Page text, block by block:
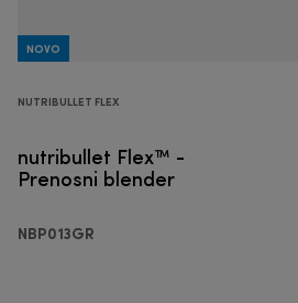
NOVO
NUTRIBULLET FLEX
nutribullet Flex™ -
Prenosni blender
NBP013GR